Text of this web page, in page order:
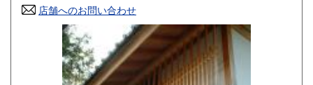
高知県 600円
600円 長崎県
600円 大分県
店舗へのお問い合わせ